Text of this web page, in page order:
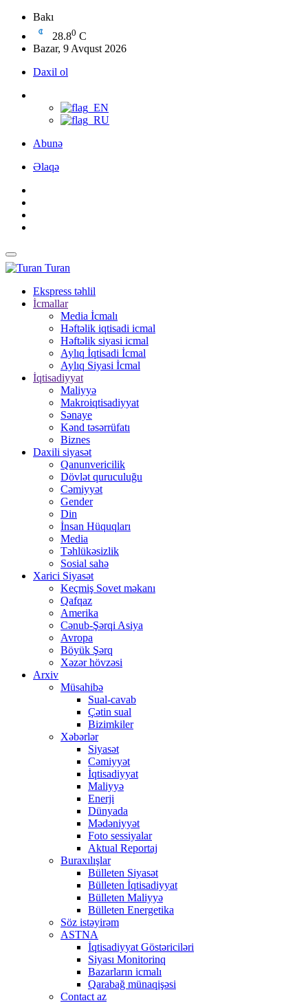
Bakı
28.80 C
Bazar, 9 Avqust 2026
Daxil ol
Abunə
Əlaqə
Turan
Ekspress təhlil
İcmallar
Media İcmalı
Həftəlik iqtisadi icmal
Həftəlik siyasi icmal
Aylıq İqtisadi İcmal
Aylıq Siyasi İcmal
İqtisadiyyat
Maliyyə
Makroiqtisadiyyat
Sənaye
Kənd təsərrüfatı
Biznes
Daxili siyasət
Qanunvericilik
Dövlət quruculuğu
Cəmiyyət
Gender
Din
İnsan Hüquqları
Media
Təhlükəsizlik
Sosial sahə
Xarici Siyasət
Keçmiş Sovet məkanı
Qafqaz
Amerika
Cənub-Şərqi Asiya
Avropa
Böyük Şərq
Xəzər hövzəsi
Arxiv
Müsahibə
Sual-cavab
Çətin sual
Bizimkiler
Xəbərlər
Siyasət
Cəmiyyət
İqtisadiyyat
Maliyyə
Enerji
Dünyada
Mədəniyyət
Foto sessiyalar
Aktual Reportaj
Buraxılışlar
Bülleten Siyasət
Bülleten İqtisadiyyat
Bülleten Maliyyə
Bülleten Energetika
Söz istəyirəm
ASTNA
İqtisadiyyat Göstəriciləri
Siyası Monitorinq
Bazarların icmalı
Qarabağ münaqişəsi
Contact az